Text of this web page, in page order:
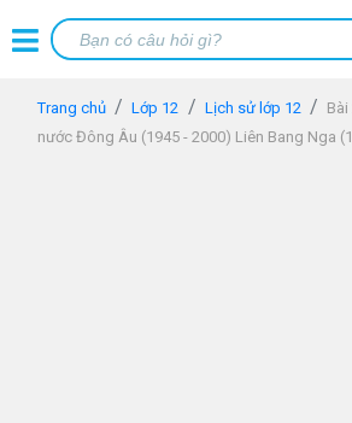
Trang chủ Lớp 12 Lịch sử lớp 12
nước Đông Âu (1945 - 2000) Liên Bang Nga